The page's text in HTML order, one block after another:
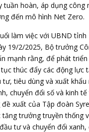
tuần hoàn, áp dụng công
đến mô hình Net Zero.
làm việc với UBND
19/2/2025, Bộ trưởng
mạnh rằng, để phát
thúc đẩy các động lực
tiêu dùng và xuất
chuyển đổi số và kinh
xuất của Tập đoàn
trưởng truyền thống
tư và chuyển đổi xanh,